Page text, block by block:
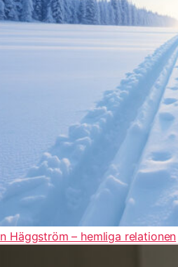
Häggström – hemliga relationen